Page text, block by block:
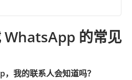
WhatsApp 的常见
我的联系人会知道吗？